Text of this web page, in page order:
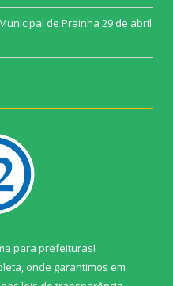
de Prainha 29 de abril
para prefeituras!
onde garantimos em